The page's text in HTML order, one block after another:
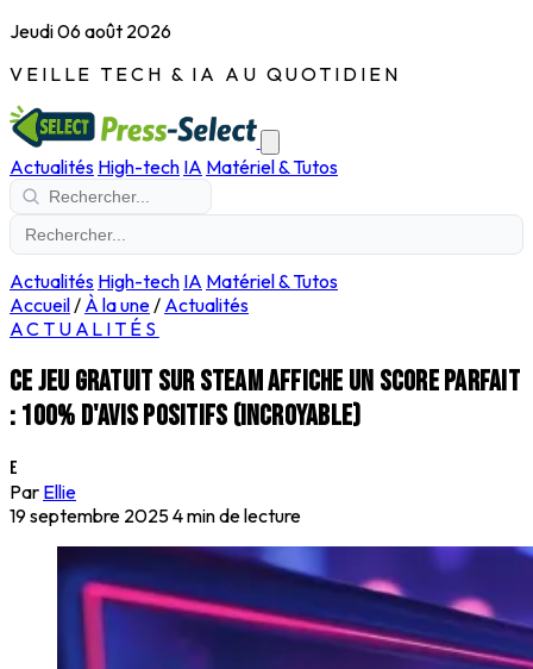
Jeudi 06 août 2026
VEILLE TECH & IA AU QUOTIDIEN
Actualités High-tech IA Matériel & Tutos
Actualités High-tech IA Matériel & Tutos
Accueil/ À la une/ Actualités
ACTUALITÉS
Ce jeu gratuit sur Steam affiche un score parfait
: 100% d'avis positifs (incroyable)
E
Par Ellie
19 septembre 20254 min de lecture